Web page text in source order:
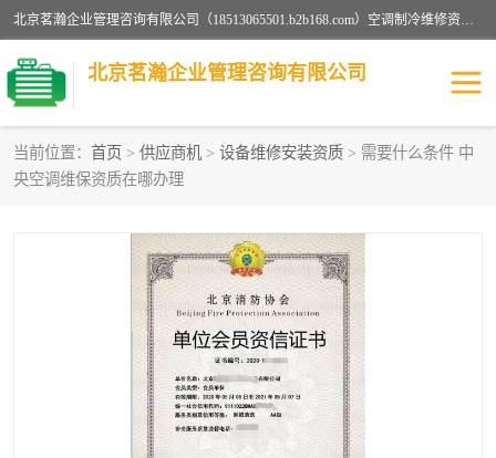
北京茗瀚企业管理咨询有限公司（18513065501.b2b168.com）空调制冷维修资质,油烟管道清洗资质,清洗行业资质公司秉承“顾客至上，锐意进缺的经营理念，我们提供高质量的产品，坚持“客户”的原则为广大客户提供贴心服务。如果你对公司的产品感兴趣，可以联系高经理，我们会用好的产品和服务让您满意。
北京茗瀚企业管理咨询有限公司
当前位置： 首页 > 供应商机 > 设备维修安装资质 > 需要什么条件 中
央空调维保资质在哪办理
烟道清洗资质
认证服务
防爆电气维修安装资质 空调制冷维修安装资质
矿用设备检修资质